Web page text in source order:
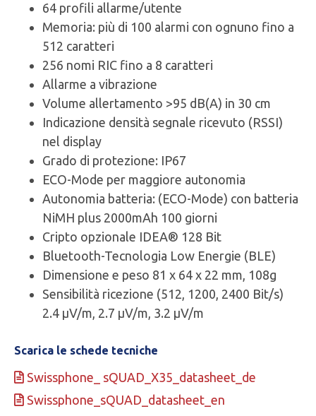
64 profili allarme/utente
Memoria: più di 100 alarmi con ognuno fino a
512 caratteri
256 nomi RIC fino a 8 caratteri
Allarme a vibrazione
Volume allertamento >95 dB(A) in 30 cm
Indicazione densità segnale ricevuto (RSSI)
nel display
Grado di protezione: IP67
ECO-Mode per maggiore autonomia
Autonomia batteria: (ECO-Mode) con batteria
NiMH plus 2000mAh 100 giorni
Cripto opzionale IDEA® 128 Bit
Bluetooth-Tecnologia Low Energie (BLE)
Dimensione e peso 81 x 64 x 22 mm, 108g
Sensibilità ricezione (512, 1200, 2400 Bit/s)
2.4 µV/m, 2.7 µV/m, 3.2 µV/m
Scarica le schede tecniche
Swissphone_ sQUAD_X35_datasheet_de
Swissphone_sQUAD_datasheet_en